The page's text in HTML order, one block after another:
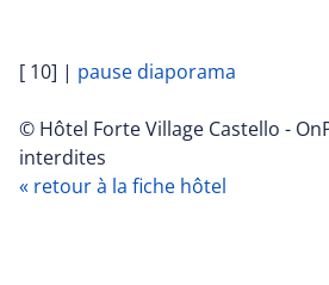
[ 10] | pause diaporama
© Hôtel Forte Village Castello -
interdites
« retour à la fiche hôtel